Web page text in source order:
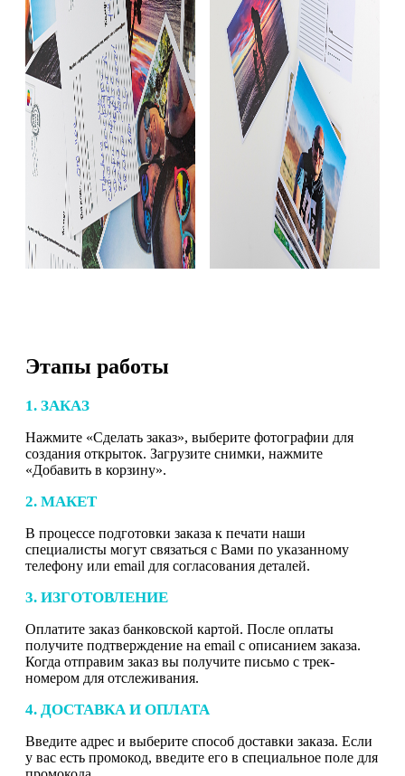
Этапы работы
1. ЗАКАЗ
Нажмите «Сделать заказ», выберите фотографии для
создания открыток. Загрузите снимки, нажмите
«Добавить в корзину».
2. МАКЕТ
В процессе подготовки заказа к печати наши
специалисты могут связаться с Вами по указанному
телефону или email для согласования деталей.
3. ИЗГОТОВЛЕНИЕ
Оплатите заказ банковской картой. После оплаты
получите подтверждение на email с описанием заказа.
Когда отправим заказ вы получите письмо с трек-
номером для отслеживания.
4. ДОСТАВКА И ОПЛАТА
Введите адрес и выберите способ доставки заказа. Если
у вас есть промокод, введите его в специальное поле для